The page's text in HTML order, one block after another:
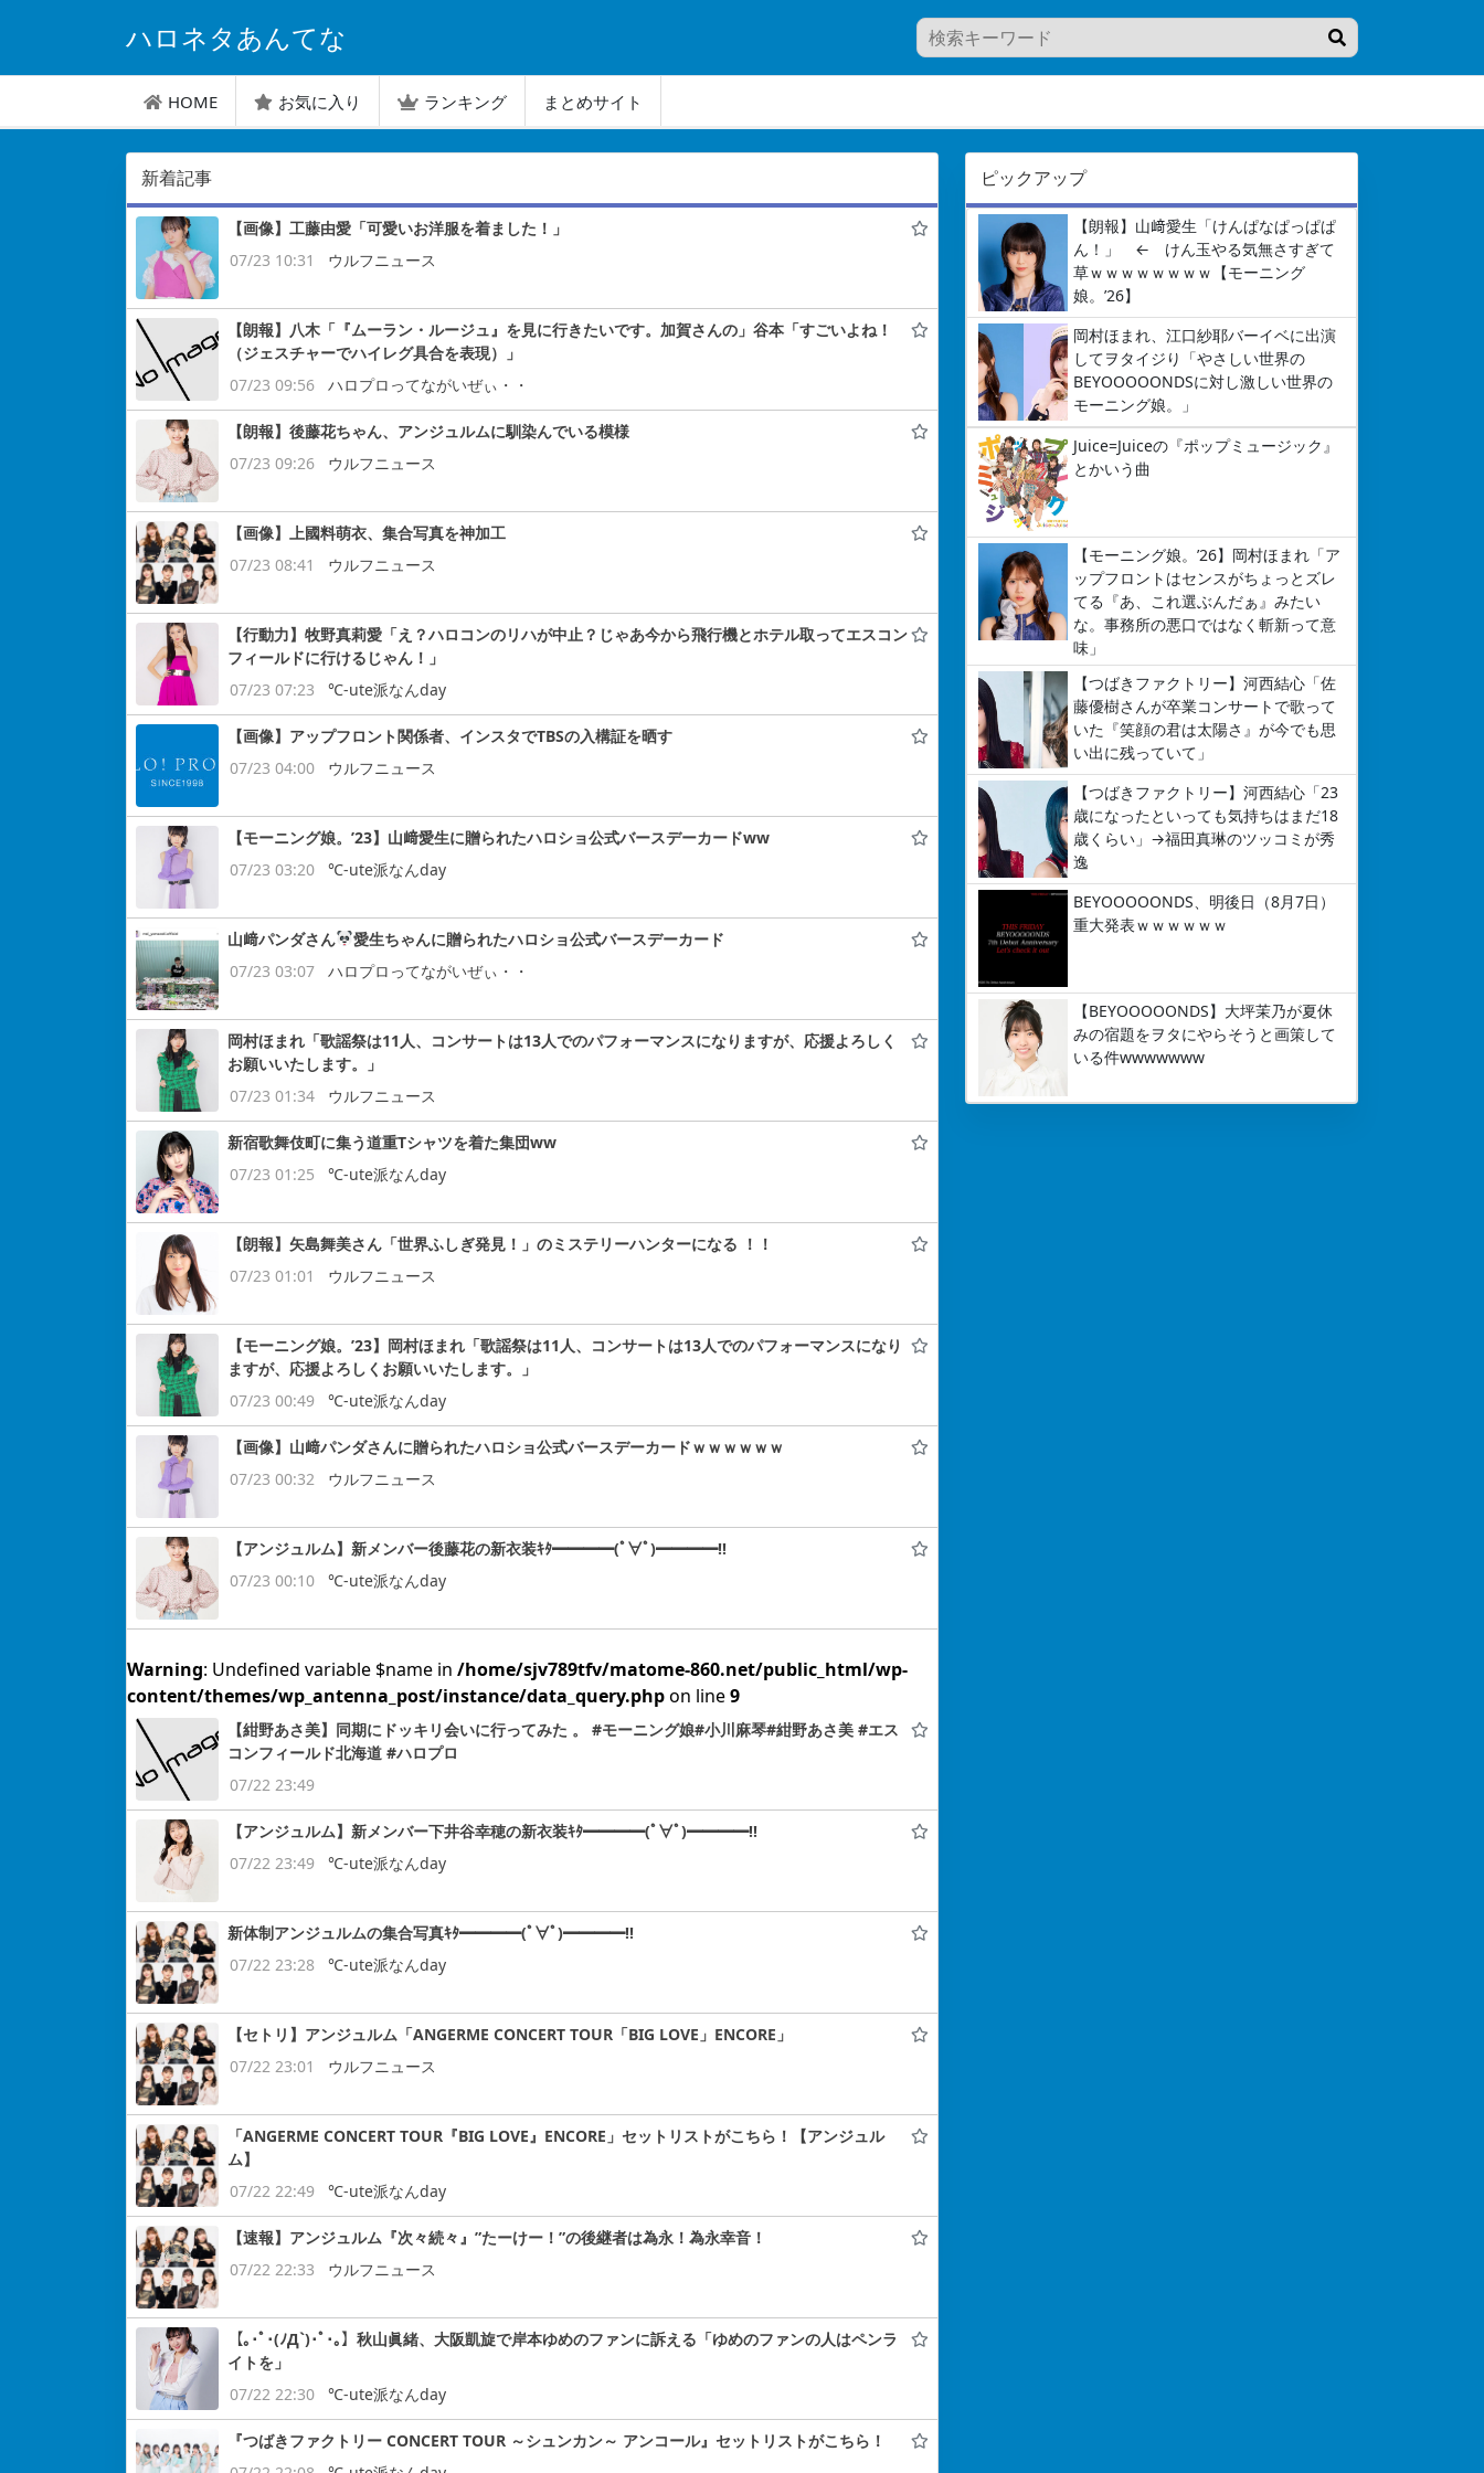
ハロネタあんてな
HOME お気に入り ランキング まとめサイト
ピックアップ
【朗報】山﨑愛生「けんぱなぱっぱぱ
ん！」 ← けん玉やる気無さすぎて
草ｗｗｗｗｗｗｗｗ【モーニング
娘。’26】
岡村ほまれ、江口紗耶バーイベに出演
してヲタイジり「やさしい世界の
BEYOOOOONDSに対し激しい世界の
モーニング娘。」
Juice=Juiceの『ポップミュージック』
とかいう曲
【モーニング娘。’26】岡村ほまれ「ア
ップフロントはセンスがちょっとズレ
てる『あ、これ選ぶんだぁ』みたい
な。事務所の悪口ではなく斬新って意
味」
【つばきファクトリー】河西結心「佐
藤優樹さんが卒業コンサートで歌って
いた『笑顔の君は太陽さ』が今でも思
い出に残っていて」
【つばきファクトリー】河西結心「23
歳になったといっても気持ちはまだ18
歳くらい」→福田真琳のツッコミが秀
逸
BEYOOOOONDS、明後日（8月7日）
重大発表ｗｗｗｗｗｗ
【BEYOOOOONDS】大坪茉乃が夏休
みの宿題をヲタにやらそうと画策して
いる件wwwwwww
新着記事
【画像】工藤由愛「可愛いお洋服を着ました！」
07/23 10:31
ウルフニュース
【朗報】八木「『ムーラン・ルージュ』を見に行きたいです。加賀さんの」谷本「すごいよね！
（ジェスチャーでハイレグ具合を表現）」
07/23 09:56
ハロプロってながいぜぃ・・
【朗報】後藤花ちゃん、アンジュルムに馴染んでいる模様
07/23 09:26
ウルフニュース
【画像】上國料萌衣、集合写真を神加工
07/23 08:41
ウルフニュース
【行動力】牧野真莉愛「え？ハロコンのリハが中止？じゃあ今から飛行機とホテル取ってエスコン
フィールドに行けるじゃん！」
07/23 07:23
℃-ute派なんday
【画像】アップフロント関係者、インスタでTBSの入構証を晒す
07/23 04:00
ウルフニュース
【モーニング娘。’23】山﨑愛生に贈られたハロショ公式バースデーカードww
07/23 03:20
℃-ute派なんday
山﨑パンダさん
愛生ちゃんに贈られたハロショ公式バースデーカード
07/23 03:07
ハロプロってながいぜぃ・・
岡村ほまれ「歌謡祭は11人、コンサートは13人でのパフォーマンスになりますが、応援よろしく
お願いいたします。」
07/23 01:34
ウルフニュース
新宿歌舞伎町に集う道重Tシャツを着た集団ww
07/23 01:25
℃-ute派なんday
【朗報】矢島舞美さん「世界ふしぎ発見！」のミステリーハンターになる ！！
07/23 01:01
ウルフニュース
【モーニング娘。’23】岡村ほまれ「歌謡祭は11人、コンサートは13人でのパフォーマンスになり
ますが、応援よろしくお願いいたします。」
07/23 00:49
℃-ute派なんday
【画像】山﨑パンダさんに贈られたハロショ公式バースデーカードｗｗｗｗｗｗ
07/23 00:32
ウルフニュース
【アンジュルム】新メンバー後藤花の新衣装ｷﾀ━━━━(ﾟ∀ﾟ)━━━━!!
07/23 00:10
℃-ute派なんday
Warning: Undefined variable $name in /home/sjv789tfv/matome-860.net/public_html/wp-
content/themes/wp_antenna_post/instance/data_query.phpon line9
【紺野あさ美】同期にドッキリ会いに行ってみた 。 #モーニング娘#小川麻琴#紺野あさ美 #エス
コンフィールド北海道 #ハロプロ
07/22 23:49
【アンジュルム】新メンバー下井谷幸穂の新衣装ｷﾀ━━━━(ﾟ∀ﾟ)━━━━!!
07/22 23:49
℃-ute派なんday
新体制アンジュルムの集合写真ｷﾀ━━━━(ﾟ∀ﾟ)━━━━!!
07/22 23:28
℃-ute派なんday
【セトリ】アンジュルム「ANGERME CONCERT TOUR「BIG LOVE」ENCORE」
07/22 23:01
ウルフニュース
「ANGERME CONCERT TOUR『BIG LOVE』ENCORE」セットリストがこちら！【アンジュル
ム】
07/22 22:49
℃-ute派なんday
【速報】アンジュルム『次々続々』”たーけー！”の後継者は為永！為永幸音！
07/22 22:33
ウルフニュース
【｡･ﾟ･(ﾉД`)･ﾟ･｡】秋山眞緒、大阪凱旋で岸本ゆめのファンに訴える「ゆめのファンの人はペンラ
イトを」
07/22 22:30
℃-ute派なんday
『つばきファクトリー CONCERT TOUR ～シュンカン～ アンコール』セットリストがこちら！